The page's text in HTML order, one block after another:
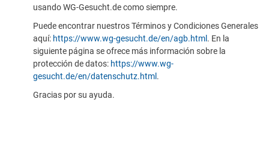
usando WG-Gesucht.de como siempre.
Puede encontrar nuestros Términos y Condiciones Generales
aquí: https://www.wg-gesucht.de/en/agb.html . En la
siguiente página se ofrece más información sobre la
protección de datos: https://www.wg-
gesucht.de/en/datenschutz.html .
Gracias por su ayuda.